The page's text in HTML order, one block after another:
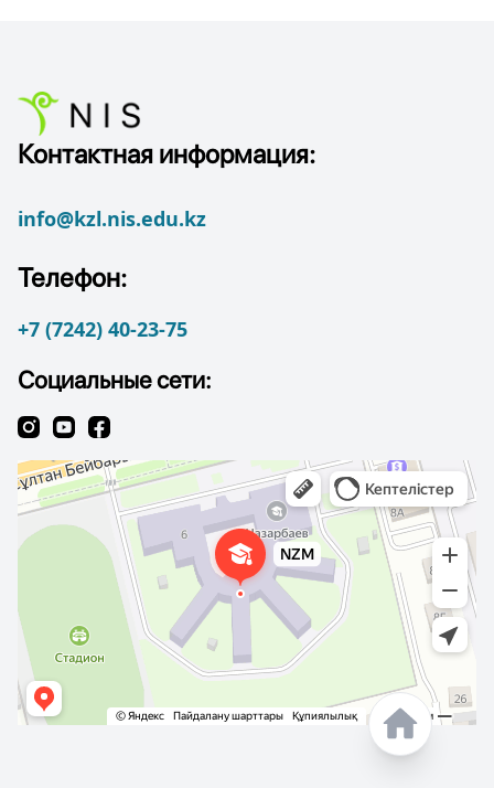
Контактная информация:
info@kzl.nis.edu.kz
Телефон:
+7 (7242) 40-23-75
Социальные сети: